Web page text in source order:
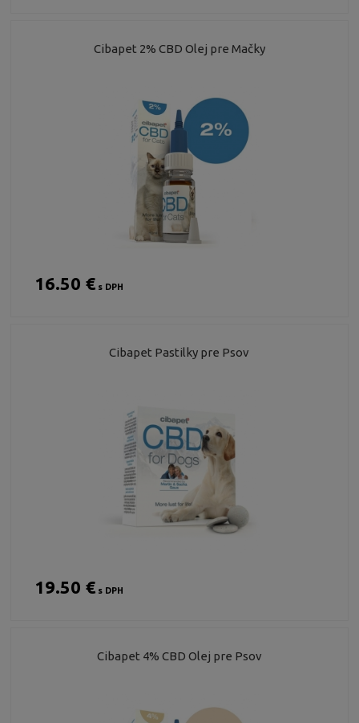
Cibapet 2% CBD Olej pre Mačky
16.50 €s DPH
Cibapet Pastilky pre Psov
19.50 €s DPH
Cibapet 4% CBD Olej pre Psov